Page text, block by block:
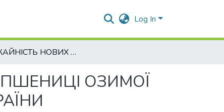
Log In
УРОЖАЙНІСТЬ НОВИХ ПЕРСПЕКТИВНИХ СОРТІВ ПШЕНИЦІ ОЗИМОЇ СЕЛЕКЦІЇ ПДАУ ЗА КЛІМАТИЧНИМИ ЗОНАМИ УКРАЇНИ
ОЗИМОЇ